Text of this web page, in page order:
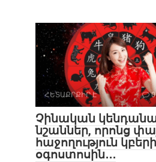
ՀԵՏԱՔՐՔԻՐ Է 0
Չինական
նշաններ, որոնց
հաջողություն կբերի
օգոստոսին․․․